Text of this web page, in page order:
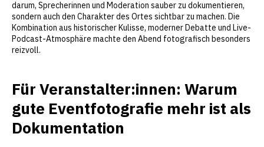
darum, Sprecherinnen und Moderation sauber zu dokumentieren,
sondern auch den Charakter des Ortes sichtbar zu machen. Die
Kombination aus historischer Kulisse, moderner Debatte und Live-
Podcast-Atmosphäre machte den Abend fotografisch besonders
reizvoll.
Für Veranstalter:innen: Warum
gute Eventfotografie mehr ist als
Dokumentation